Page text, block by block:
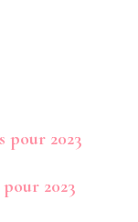
pour 2023
2023